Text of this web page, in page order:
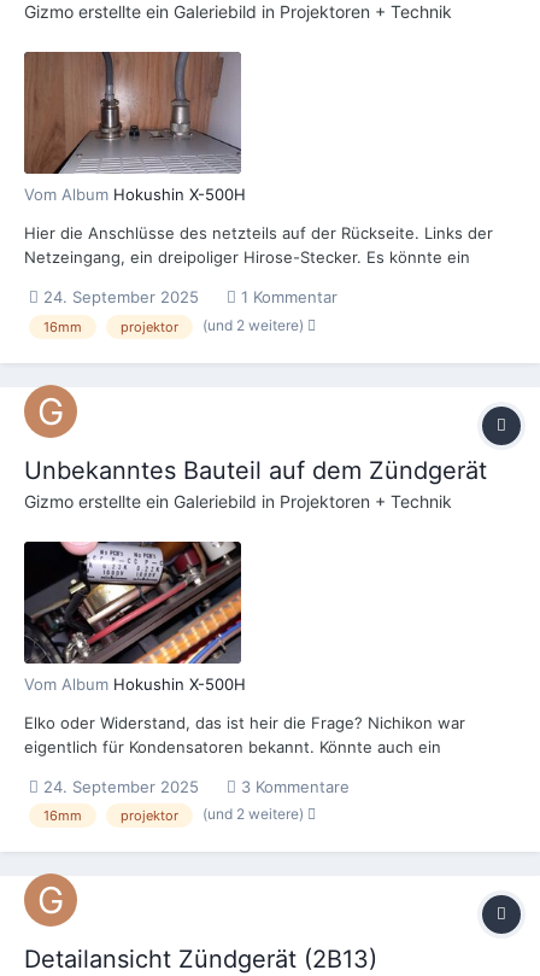
Gizmo erstellte ein Galeriebild in Projektoren + Technik
Vom Album Hokushin X-500H
Hier die Anschlüsse des netzteils auf der Rückseite. Links der
Netzeingang, ein dreipoliger Hirose-Stecker. Es könnte ein
16poligen JR(?)-Typ.
24. September 2025 1 Kommentar
16mm projektor (und 2 weitere)
Unbekanntes Bauteil auf dem Zündgerät
Gizmo erstellte ein Galeriebild in Projektoren + Technik
Vom Album Hokushin X-500H
Elko oder Widerstand, das ist heir die Frage? Nichikon war
eigentlich für Kondensatoren bekannt. Könnte auch ein
24. September 2025
3 Kommentare
16mm projektor (und 2 weitere)
Detailansicht Zündgerät (2B13)